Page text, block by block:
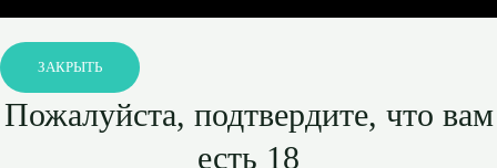
ЗАКРЫТЬ
Пожалуйста, подтвердите, что вам
есть 18